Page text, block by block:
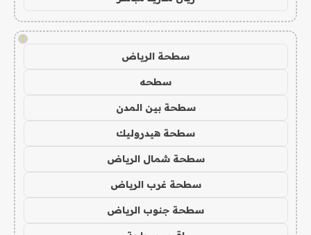
!
سطحة الرياض
سطحه
سطحة بين المدن
سطحة هيدروليك
سطحة شمال الرياض
سطحة غرب الرياض
سطحة جنوب الرياض